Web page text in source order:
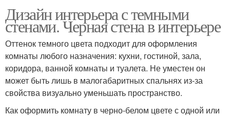
Дизайн интерьера с темными
стенами. Черная стена в интерьере
Оттенок темного цвета подходит для оформления
комнаты любого назначения: кухни, гостиной, зала,
коридора, ванной комнаты и туалета. Не уместен он
может быть лишь в малогабаритных спальнях из-за
свойства визуально уменьшать пространство.
Как оформить комнату в черно-белом цвете с одной или